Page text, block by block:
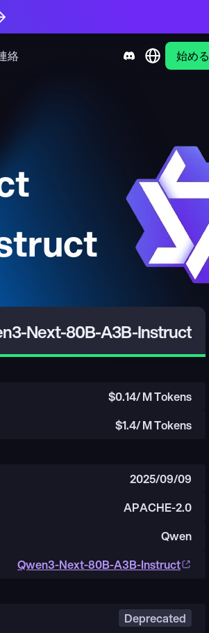
絡 始める
Next-80B-A3B-Instruct
$0.14/ M Tokens
$1.4/ M Tokens
2025/09/09
APACHE-2.0
Qwen
Qwen3-Next-80B-A3B-Instruct
Deprecated